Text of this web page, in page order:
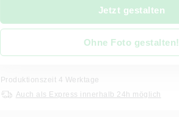
Jetzt gestalten
Ohne Foto gestalten!
Produktionszeit 4 Werktage
Auch als Express innerhalb 24h möglich